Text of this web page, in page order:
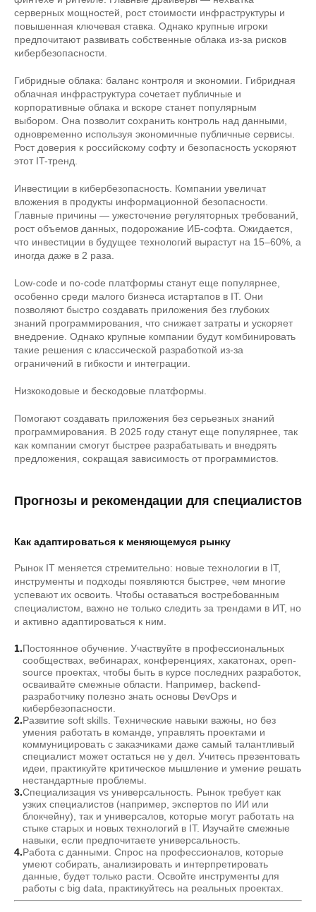
серверных мощностей, рост стоимости инфраструктуры и
повышенная ключевая ставка. Однако крупные игроки
предпочитают развивать собственные облака из-за рисков
кибербезопасности.
Гибридные облака: баланс контроля и экономии. Гибридная
облачная инфраструктура сочетает публичные и
корпоративные облака и вскоре станет популярным
выбором. Она позволит сохранить контроль над данными,
одновременно используя экономичные публичные сервисы.
Рост доверия к российскому софту и безопасность ускоряют
этот IT-тренд.
Инвестиции в кибербезопасность. Компании увеличат
вложения в продукты информационной безопасности.
Главные причины — ужесточение регуляторных требований,
рост объемов данных, подорожание ИБ-софта. Ожидается,
что инвестиции в будущее технологий вырастут на 15–60%, а
иногда даже в 2 раза.
Low-code и no-code платформы станут еще популярнее,
особенно среди малого бизнеса истартапов в IT. Они
позволяют быстро создавать приложения без глубоких
знаний программирования, что снижает затраты и ускоряет
внедрение. Однако крупные компании будут комбинировать
такие решения с классической разработкой из-за
ограничений в гибкости и интеграции.
Низкокодовые и бескодовые платформы.
Помогают создавать приложения без серьезных знаний
программирования. В 2025 году станут еще популярнее, так
как компании смогут быстрее разрабатывать и внедрять
предложения, сокращая зависимость от программистов.
Прогнозы и рекомендации для специалистов
Как адаптироваться к меняющемуся рынку
Рынок IT меняется стремительно: новые технологии в IT,
инструменты и подходы появляются быстрее, чем многие
успевают их освоить. Чтобы оставаться востребованным
специалистом, важно не только следить за трендами в ИТ, но
и активно адаптироваться к ним.
Постоянное обучение. Участвуйте в профессиональных
сообществах, вебинарах, конференциях, хакатонах, open-
source проектах, чтобы быть в курсе последних разработок,
осваивайте смежные области. Например, backend-
разработчику полезно знать основы DevOps и
кибербезопасности.
Развитие soft skills. Технические навыки важны, но без
умения работать в команде, управлять проектами и
коммуницировать с заказчиками даже самый талантливый
специалист может остаться не у дел. Учитесь презентовать
идеи, практикуйте критическое мышление и умение решать
нестандартные проблемы.
Специализация vs универсальность. Рынок требует как
узких специалистов (например, экспертов по ИИ или
блокчейну), так и универсалов, которые могут работать на
стыке старых и новых технологий в IT. Изучайте смежные
навыки, если предпочитаете универсальность.
Работа с данными. Спрос на профессионалов, которые
умеют собирать, анализировать и интерпретировать
данные, будет только расти. Освойте инструменты для
работы с big data, практикуйтесь на реальных проектах.